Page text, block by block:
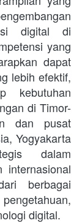
digital di
yang
dapat
lebih efektif,
kebutuhan
di Timor-
dan pusat
Yogyakarta
dalam
internasional
berbagai
digital.